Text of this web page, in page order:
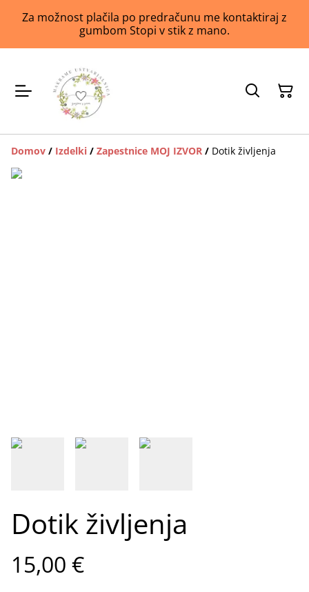
Za možnost plačila po predračunu me kontaktiraj z
gumbom Stopi v stik z mano.
Domov / Izdelki / Zapestnice MOJ IZVOR / Dotik življenja
Dotik življenja
15,00 €